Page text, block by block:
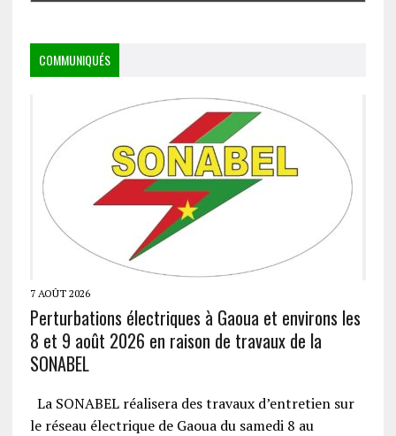
COMMUNIQUÉS
7 AOÛT 2026
Perturbations électriques à Gaoua et environs les
8 et 9 août 2026 en raison de travaux de la
SONABEL
La SONABEL réalisera des travaux d’entretien sur
le réseau électrique de Gaoua du samedi 8 au